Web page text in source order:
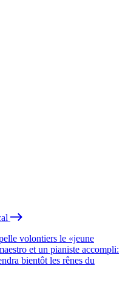
volontiers le «jeune
et un pianiste accompli:
bientôt les rênes du